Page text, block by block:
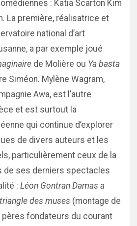
: Katia Scarton Kim
La première, réalisatrice et
national d’art
a par exemple joué
de Molière ou Ya basta
Siméon. Mylène Wagram,
Awa, est l’autre
et est surtout la
qui continue d’explorer
de divers auteurs et les
particulièrement ceux de la
de ses derniers spectacles
: Léon Gontran Damas a
des muses (montage de
fondateurs du courant